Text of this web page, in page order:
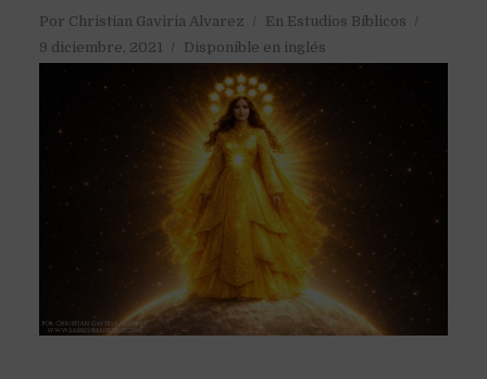
Por Christian Gaviria Alvarez En Estudios Bíblicos
9 diciembre, 2021
Disponible en inglés